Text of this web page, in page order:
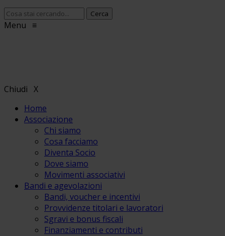
Menu ≡
Chiudi X
Home
Associazione
Chi siamo
Cosa facciamo
Diventa Socio
Dove siamo
Movimenti associativi
Bandi e agevolazioni
Bandi, voucher e incentivi
Provvidenze titolari e lavoratori
Sgravi e bonus fiscali
Finanziamenti e contributi